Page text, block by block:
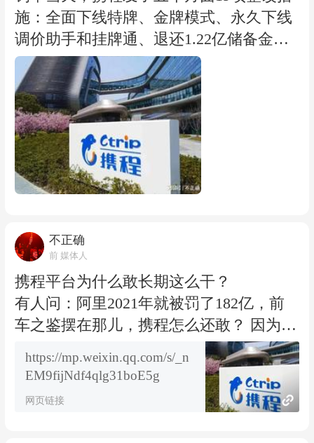
商标的公司，不会不懂什么叫自始无效
吧。 或许它只是在算一笔账：换包装的成
本，和被监管盯上的概率，哪个更高？
施：全面下线特牌、金牌模式、永久下线
调价助手和挂牌通、退还1.22亿储备金、
建立新佣金模式……
清单很长，姿态很诚。但我一个普通消费
者的判断是：看疗效，不看宣言。 理由有
二。 其一，携程自己在公告里承认，调价
助手早在2026年3月就已下线。也就是
说，在监管立案调查的压力下，它早就悄
悄开始拆弹了。这说明它心里清楚这些东
主动放弃这块肥肉。 其二，“建立全新的
商家分级合作模式”“建立公平合理的新佣
金模式”，新瓶旧酒的风险依然存在。只
要流量分配权还握在平台手里，只要分级
还能演变成事实上的排他，商家和消费者
就还得继续交税。 所以我的建议很朴素。
作为消费者，用脚投票是最朴素也最有效
的反垄断。 卸载携程不算极端，多平台比
价应当是21世纪成年人的基本功。 你的每
不正确
前 媒体人
携程平台为什么敢长期这么干？
有人问：阿里2021年就被罚了182亿，前
车之鉴摆在那儿，携程怎么还敢？ 因为它
玩的不再是阿里那种粗暴二选一，而是升
级版的技术性操控。 阿里二选一是写在合
同里的硬要求，证据好固定。携程学乖
了，独家要求口头传达，不落地纸面。改
https://mp.weixin.qq.com/s/_n
EM9fijNdf4qlg31boE5g
网页链接